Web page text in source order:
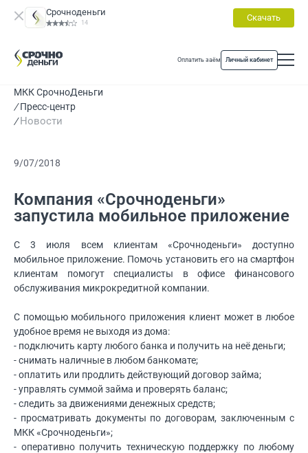
Срочноденьги
14 Скачать
Оплатить заём Личный кабинет
МКК СрочноДеньги
Пресс-центр
Новости
9/07/2018
Компания «Срочноденьги»
запустила мобильное приложение
С 3 июля всем клиентам «Срочноденьги» доступно
мобильное приложение. Помочь установить его на смартфон
клиентам помогут специалисты в офисе финансового
обслуживания микрокредитной компании.
С помощью мобильного приложения клиент может в любое
удобное время не выходя из дома:
- подключить карту любого банка и получить на неё деньги;
- снимать наличные в любом банкомате;
- оплатить или продлить действующий договор займа;
- управлять суммой займа и проверять баланс;
- следить за движениями денежных средств;
- просматривать документы по договорам, заключенным с
МКК «Срочноденьги»;
- оперативно получить техническую поддержку по любому